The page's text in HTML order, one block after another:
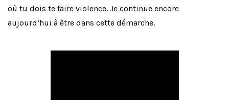
où tu dois te faire violence. Je continue encore
aujourd’hui à être dans cette démarche.